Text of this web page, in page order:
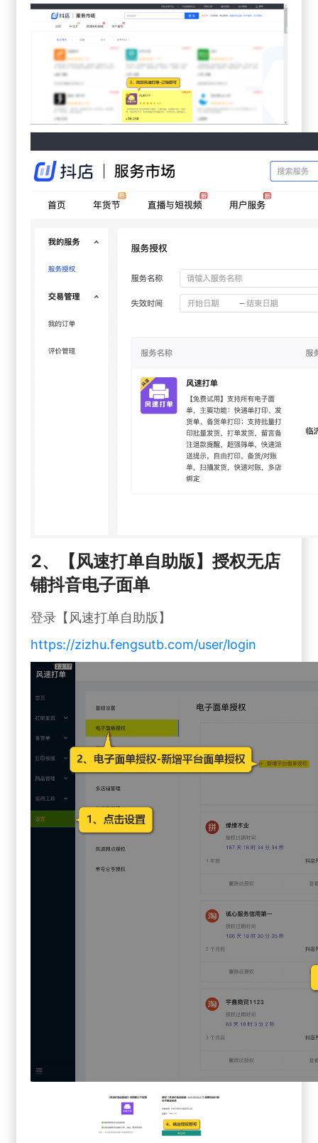
2、【风速打单自助版】授权无店
铺抖音电子面单
登录【风速打单自助版】
https://zizhu.fengsutb.com/user/login